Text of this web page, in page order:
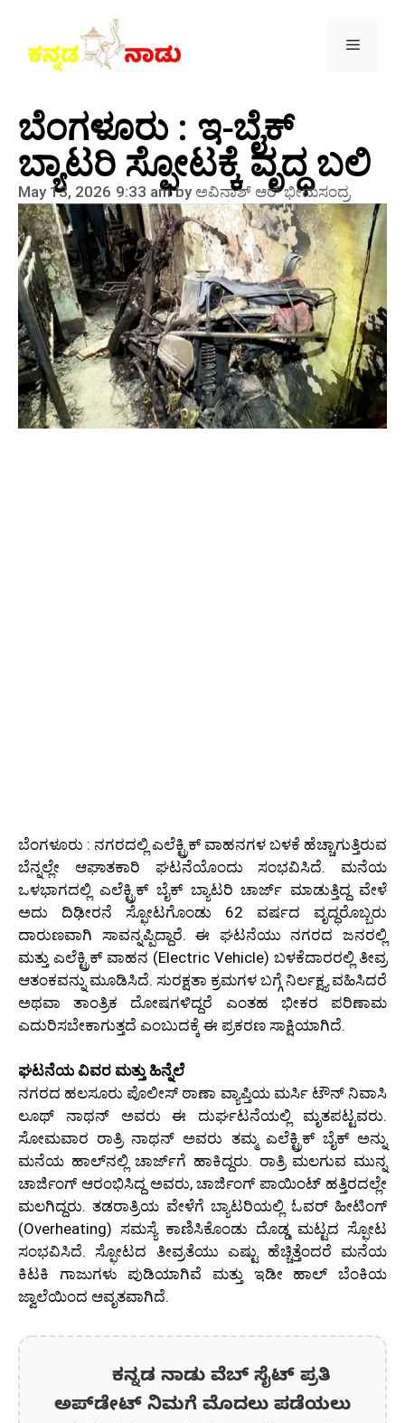
ಬೆಂಗಳೂರು : ಇ-ಬೈಕ್
ಬ್ಯಾಟರಿ ಸ್ಫೋಟಕ್ಕೆ ವೃದ್ಧ ಬಲಿ
May 13, 2026 9:33 am byಅವಿನಾಶ್‌ ಆರ್‌ ಭೀಮಸಂದ್ರ
ಬೆಂಗಳೂರು : ನಗರದಲ್ಲಿ ಎಲೆಕ್ಟ್ರಿಕ್ ವಾಹನಗಳ ಬಳಕೆ ಹೆಚ್ಚಾಗುತ್ತಿರುವ
ಬೆನ್ನಲ್ಲೇ ಆಘಾತಕಾರಿ ಘಟನೆಯೊಂದು ಸಂಭವಿಸಿದೆ. ಮನೆಯ
ಒಳಭಾಗದಲ್ಲಿ ಎಲೆಕ್ಟ್ರಿಕ್ ಬೈಕ್ ಬ್ಯಾಟರಿ ಚಾರ್ಜ್ ಮಾಡುತ್ತಿದ್ದ ವೇಳೆ
ಅದು ದಿಢೀರನೆ ಸ್ಫೋಟಗೊಂಡು 62 ವರ್ಷದ ವೃದ್ಧರೊಬ್ಬರು
ದಾರುಣವಾಗಿ ಸಾವನ್ನಪ್ಪಿದ್ದಾರೆ. ಈ ಘಟನೆಯು ನಗರದ ಜನರಲ್ಲಿ
ಮತ್ತು ಎಲೆಕ್ಟ್ರಿಕ್ ವಾಹನ (Electric Vehicle) ಬಳಕೆದಾರರಲ್ಲಿ ತೀವ್ರ
ಆತಂಕವನ್ನು ಮೂಡಿಸಿದೆ. ಸುರಕ್ಷತಾ ಕ್ರಮಗಳ ಬಗ್ಗೆ ನಿರ್ಲಕ್ಷ್ಯ ವಹಿಸಿದರೆ
ಅಥವಾ ತಾಂತ್ರಿಕ ದೋಷಗಳಿದ್ದರೆ ಎಂತಹ ಭೀಕರ ಪರಿಣಾಮ
ಎದುರಿಸಬೇಕಾಗುತ್ತದೆ ಎಂಬುದಕ್ಕೆ ಈ ಪ್ರಕರಣ ಸಾಕ್ಷಿಯಾಗಿದೆ.
ಘಟನೆಯ ವಿವರ ಮತ್ತು ಹಿನ್ನೆಲೆ
ನಗರದ ಹಲಸೂರು ಪೊಲೀಸ್ ಠಾಣಾ ವ್ಯಾಪ್ತಿಯ ಮರ್ಸಿ ಟೌನ್ ನಿವಾಸಿ
ಲೂಥ್ ನಾಥನ್ ಅವರು ಈ ದುರ್ಘಟನೆಯಲ್ಲಿ ಮೃತಪಟ್ಟವರು.
ಸೋಮವಾರ ರಾತ್ರಿ ನಾಥನ್ ಅವರು ತಮ್ಮ ಎಲೆಕ್ಟ್ರಿಕ್ ಬೈಕ್ ಅನ್ನು
ಮನೆಯ ಹಾಲ್‌ನಲ್ಲಿ ಚಾರ್ಜ್‌ಗೆ ಹಾಕಿದ್ದರು. ರಾತ್ರಿ ಮಲಗುವ ಮುನ್ನ
ಚಾರ್ಜಿಂಗ್ ಆರಂಭಿಸಿದ್ದ ಅವರು, ಚಾರ್ಜಿಂಗ್ ಪಾಯಿಂಟ್ ಹತ್ತಿರದಲ್ಲೇ
ಮಲಗಿದ್ದರು. ತಡರಾತ್ರಿಯ ವೇಳೆಗೆ ಬ್ಯಾಟರಿಯಲ್ಲಿ ಓವರ್ ಹೀಟಿಂಗ್
(Overheating) ಸಮಸ್ಯೆ ಕಾಣಿಸಿಕೊಂಡು ದೊಡ್ಡ ಮಟ್ಟದ ಸ್ಫೋಟ
ಸಂಭವಿಸಿದೆ. ಸ್ಫೋಟದ ತೀವ್ರತೆಯು ಎಷ್ಟು ಹೆಚ್ಚಿತ್ತೆಂದರೆ ಮನೆಯ
ಕಿಟಕಿ ಗಾಜುಗಳು ಪುಡಿಯಾಗಿವೆ ಮತ್ತು ಇಡೀ ಹಾಲ್ ಬೆಂಕಿಯ
ಜ್ವಾಲೆಯಿಂದ ಆವೃತವಾಗಿದೆ.
ಕನ್ನಡ ನಾಡು ವೆಬ್ ಸೈಟ್ ಪ್ರತಿ
ಅಪ್‌ಡೇಟ್‌ ನಿಮಗೆ ಮೊದಲು ಪಡೆಯಲು